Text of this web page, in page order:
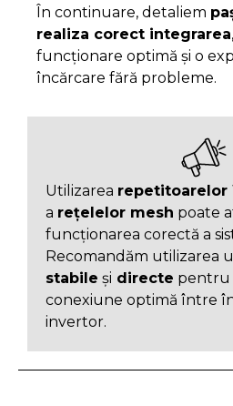
În continuare, detaliem
realiza corect integrarea
funcționare optimă și o
încărcare fără probleme.
Utilizarea repetitoarelor
a rețelelor mesh poate
funcționarea corectă a
Recomandăm utilizarea
stabile și directe pentru
conexiune optimă între
invertor.